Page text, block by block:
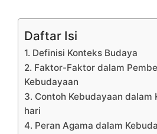
Daftar Isi
1. Definisi Konteks Budaya
2. Faktor-Faktor dalam
Kebudayaan
3. Contoh Kebudayaan dalam
hari
4. Peran Agama dalam